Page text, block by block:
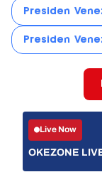
Presiden
Presiden
Live Now
OKEZONE